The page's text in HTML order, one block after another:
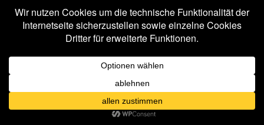
ASP OMD
MONO INC.
12 BILDER